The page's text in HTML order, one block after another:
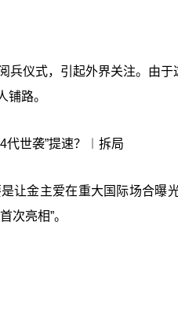
仪式，引起外界关注。由
路。
世袭”提速？︱拆局
让金主爱在重大国际场合曝
次亮相”。